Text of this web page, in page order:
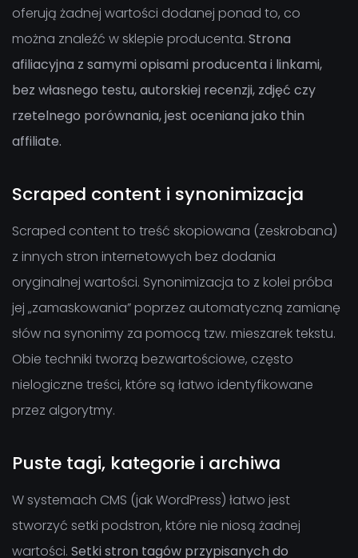
oferują żadnej wartości dodanej ponad to, co
można znaleźć w sklepie producenta. Strona
afiliacyjna z samymi opisami producenta i linkami,
bez własnego testu, autorskiej recenzji, zdjęć czy
rzetelnego porównania, jest oceniana jako thin
affiliate.
Scraped content i synonimizacja
Scraped content to treść skopiowana (zeskrobana)
z innych stron internetowych bez dodania
oryginalnej wartości. Synonimizacja to z kolei próba
jej „zamaskowania” poprzez automatyczną zamianę
słów na synonimy za pomocą tzw. mieszarek tekstu.
Obie techniki tworzą bezwartościowe, często
nielogiczne treści, które są łatwo identyfikowane
przez algorytmy.
Puste tagi, kategorie i archiwa
W systemach CMS (jak WordPress) łatwo jest
stworzyć setki podstron, które nie niosą żadnej
wartości. Setki stron tagów przypisanych do